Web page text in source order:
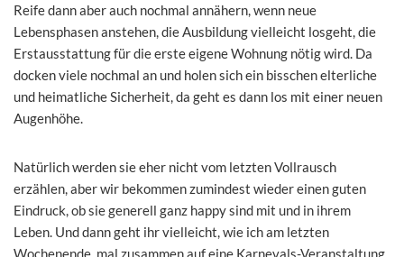
Reife dann aber auch nochmal annähern, wenn neue
Lebensphasen anstehen, die Ausbildung vielleicht losgeht, die
Erstausstattung für die erste eigene Wohnung nötig wird. Da
docken viele nochmal an und holen sich ein bisschen elterliche
und heimatliche Sicherheit, da geht es dann los mit einer neuen
Augenhöhe.
Natürlich werden sie eher nicht vom letzten Vollrausch
erzählen, aber wir bekommen zumindest wieder einen guten
Eindruck, ob sie generell ganz happy sind mit und in ihrem
Leben. Und dann geht ihr vielleicht, wie ich am letzten
Wochenende, mal zusammen auf eine Karnevals-Veranstaltung